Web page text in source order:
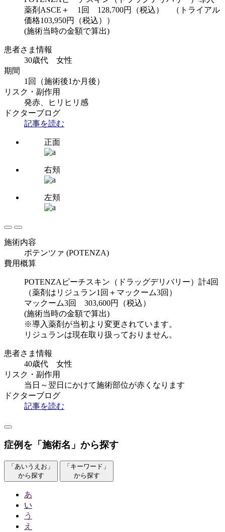
薬剤ASCE＋ 1回 128,700円（税込） （トライアル
価格103,950円（税込））
(施術当時の金額で算出)
患者さま情報
30歳代 女性
期間
1回（施術後1か月後）
リスク・副作用
発赤、ヒリヒリ感
ドクターブログ
記事を読む
正面
右頬
左頬
施術内容
ポテンツァ (POTENZA)
費用概算
POTENZAピーチスキン（ドラッグデリバリー）計4回
（薬剤はリジュラン1回＋マックーム3回）
マックーム3回 303,600円（税込）
(施術当時の金額で算出)
※導入薬剤が当初より変更されています。
リジュランは現在取り扱っておりません。
患者さま情報
40歳代 女性
リスク・副作用
当日～翌日にかけて施術部位が赤くなります
ドクターブログ
記事を読む
症例を「施術名」から探す
「あいうえお」
から探す
「キーワード」
から探す
あ
い
う
え